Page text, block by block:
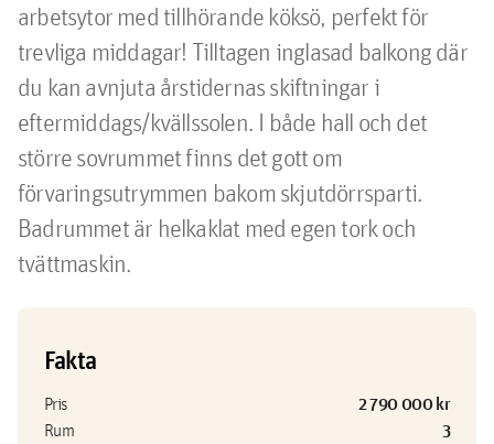
arbetsytor med tillhörande köksö, perfekt för
trevliga middagar! Tilltagen inglasad balkong där
du kan avnjuta årstidernas skiftningar i
eftermiddags/kvällssolen. I både hall och det
större sovrummet finns det gott om
förvaringsutrymmen bakom skjutdörrsparti.
Badrummet är helkaklat med egen tork och
tvättmaskin.
Fakta
Pris 2 790 000 kr
Rum 3